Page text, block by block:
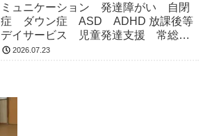
ミュニケーション 発達障がい 自閉
症 ダウン症 ASD ADHD 放課後等
デイサービス 児童発達支援 常総
市 つくばみらい市 坂東市 守谷市
2026.07.23